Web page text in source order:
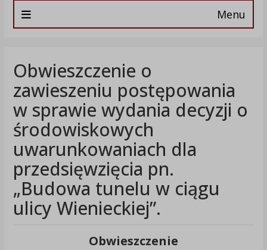
Menu
Obwieszczenie o
zawieszeniu postępowania
w sprawie wydania decyzji o
środowiskowych
uwarunkowaniach dla
przedsięwzięcia pn.
„Budowa tunelu w ciągu
ulicy Wienieckiej”.
Obwieszczenie